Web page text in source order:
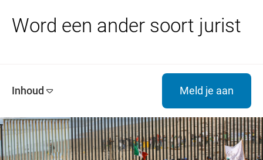
Inhoud Meld je aan